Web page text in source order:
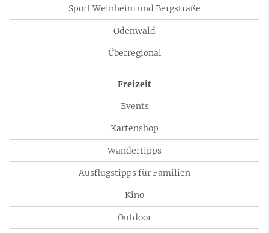
Sport Weinheim und Bergstraße
Odenwald
Überregional
Freizeit
Events
Kartenshop
Wandertipps
Ausflugstipps für Familien
Kino
Outdoor